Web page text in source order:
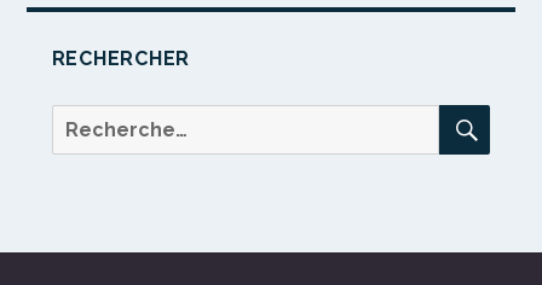
RECHERCHER
Recherche